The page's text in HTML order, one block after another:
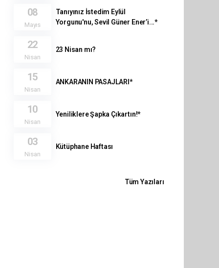
08
Mayıs
Tanıyınız İstedim Eylül
Yorgunu'nu, Sevil Güner Ener’i...*
22
Nisan
23 Nisan mı?
15
Nisan
ANKARANIN PASAJLARI*
10
Nisan
Yeniliklere Şapka Çıkartın!*
03
Nisan
Kütüphane Haftası
Tüm Yazıları